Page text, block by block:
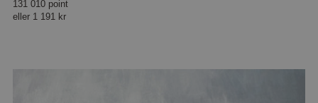
131 010 point
eller 1 191 kr